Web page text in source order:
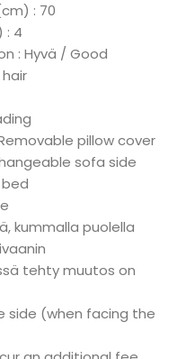
: 70
: 4
: Hyvä / Good
pillow cover
sofa side
kummalla puolella
tehty muutos on
side (when facing the